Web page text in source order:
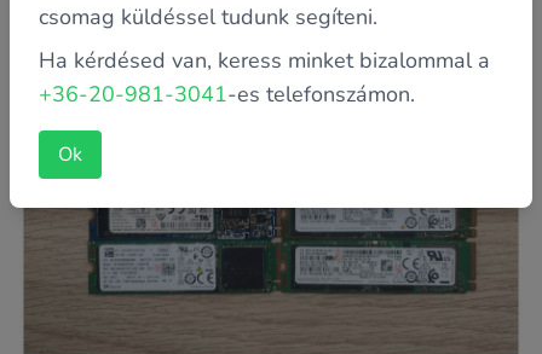
csomag küldéssel tudunk segíteni.
Ha kérdésed van, keress minket bizalommal a
+36-20-981-3041-es telefonszámon.
Ok